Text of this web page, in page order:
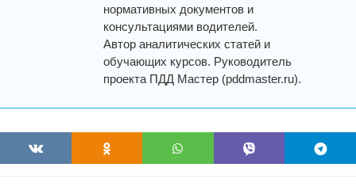
нормативных документов и
консультациями водителей.
Автор аналитических статей и
обучающих курсов. Руководитель
проекта ПДД Мастер (pddmaster.ru).